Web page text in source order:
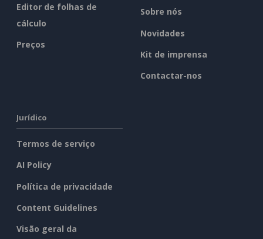
Editor de folhas de
cálculo
Preços
Sobre nós
Novidades
Kit de imprensa
Contactar-nos
Jurídico
Termos de serviço
AI Policy
Política de privacidade
Content Guidelines
Visão geral da